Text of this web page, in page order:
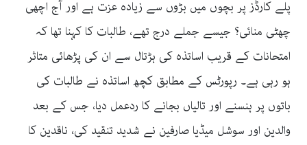
پلے کارڈز پر بچوں میں بڑوں سے زیادہ عزت ہے اور آج اچھی
چھٹی منائی؟ جیسے جملے درج تھے، طالبات کا کہنا تھا کہ
امتحانات کے قریب اساتذہ کی ہڑتال سے ان کی پڑھائی متاثر
ہو رہی ہے۔ رپورٹس کے مطابق کچھ اساتذہ نے طالبات کی
باتوں پر ہنسنے اور تالیاں بجانے کا ردعمل دیا، جس کے بعد
والدین اور سوشل میڈیا صارفین نے شدید تنقید کی، ناقدین کا